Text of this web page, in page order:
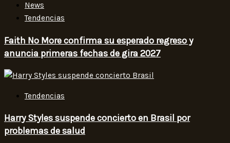
News
Tendencias
Faith No More confirma su esperado regreso y
anuncia primeras fechas de gira 2027
Tendencias
Harry Styles suspende concierto en Brasil por
problemas de salud